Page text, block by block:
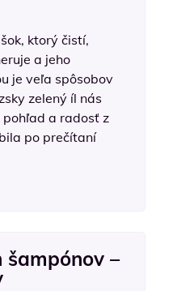
ktorý čistí,
a jeho
je veľa spôsobov
zelený íl nás
a radosť z
po prečítaní
šampónov –